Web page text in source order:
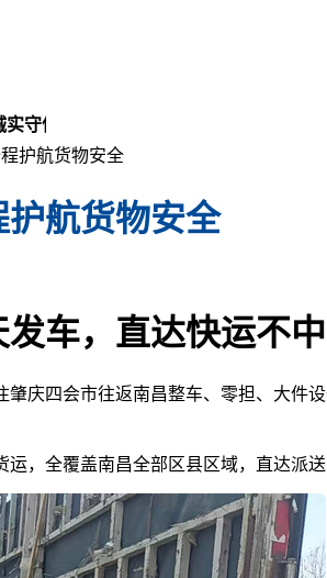
安全放心！
护航货物安全
航货物安全
车，直达快运不
庆四会市往返南昌整车、零担、大件
运，全覆盖南昌全部区县区域，直达派